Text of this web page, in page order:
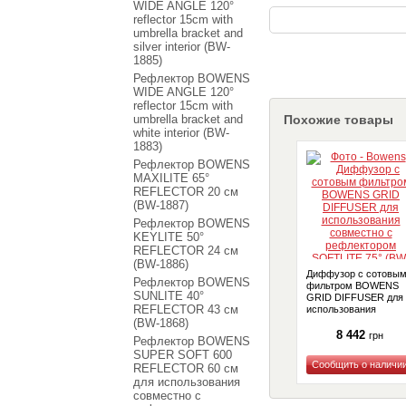
Похожие товары
Диффузор с сотовым
фильтром BOWENS
GRID DIFFUSER для
использования
рефлектором
SOFTLITE 75° (BW-
1866)
8 442 грн
Купить
WIDE ANGLE 120°
reflector 15cm with
umbrella bracket and
silver interior (BW-
1885)
Рефлектор BOWENS
WIDE ANGLE 120°
reflector 15cm with
umbrella bracket and
white interior (BW-
1883)
Рефлектор BOWENS
MAXILITE 65°
REFLECTOR 20 см
(BW-1887)
Рефлектор BOWENS
KEYLITE 50°
REFLECTOR 24 см
(BW-1886)
Рефлектор BOWENS
SUNLITE 40°
REFLECTOR 43 см
(BW-1868)
Рефлектор BOWENS
SUPER SOFT 600
REFLECTOR 60 см
для использования
совместно с